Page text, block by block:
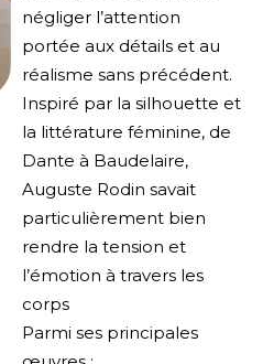
négliger l’attention
portée aux détails et au
réalisme sans précédent.
Inspiré par la silhouette et
la littérature féminine, de
Dante à Baudelaire,
Auguste Rodin savait
particulièrement bien
rendre la tension et
l’émotion à travers les
corps
Parmi ses principales